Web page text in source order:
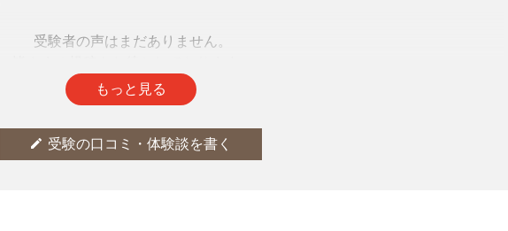
受験者の声はまだありません。
もっと見る
edit 受験の口コミ・体験談を書く